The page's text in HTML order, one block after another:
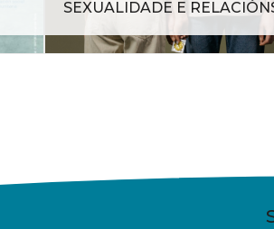
SEXUALIDADE E